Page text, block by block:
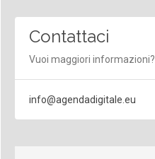
Contattaci
Vuoi maggiori informazioni?
info@agendadigitale.eu